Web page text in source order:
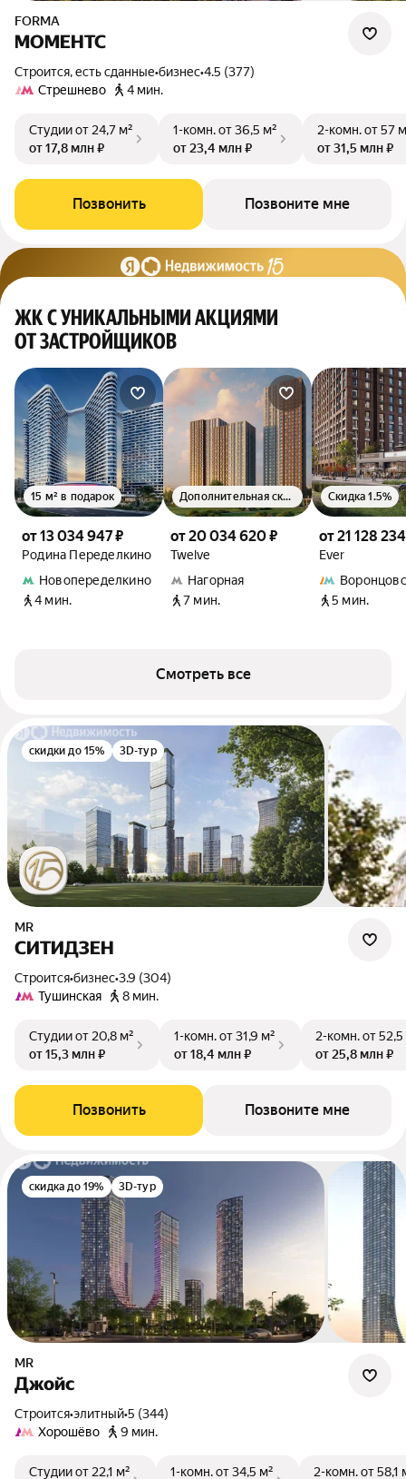
FORMA
МОМЕНТС
Строится, есть сданные•бизнес•4.5 (377)
Стрешнево
4 мин.
Студииот 24,7 м²
от 17,8 млн ₽
1-комн.от 36,5 м²
от 23,4 млн ₽
2-комн.от 57
от 31,5 млн ₽
Позвонить Позвоните мне
ЖК С УНИКАЛЬНЫМИ АКЦИЯМИ
ОТ ЗАСТРОЙЩИКОВ
от 13 034 947 ₽
Родина Переделкино
Новопеределкино
4 мин.
15 м² в подарок
от 20 034 620 ₽
Twelve
Нагорная
7 мин.
Дополнительная скидка 1.5%
от 21 128
Ever
5 мин.
Скидка 1.5%
Смотреть все
скидки до 15% 3D-тур
MR
СИТИДЗЕН
Строится•бизнес•3.9 (304)
Тушинская
8 мин.
Студииот 20,8 м²
от 15,3 млн ₽
1-комн.от 31,9 м²
от 18,4 млн ₽
2-комн.от 52,5
от 25,8 млн ₽
Позвонить Позвоните мне
скидка до 19% 3D-тур
MR
Джойс
Строится•элитный•5 (344)
Хорошёво
9 мин.
Студииот 22,1 м² 1-комн.от 34,5 м² 2-комн.от 58,1